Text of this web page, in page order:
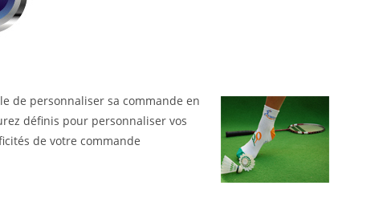
de personnaliser sa commande en
définis pour personnaliser vos
de votre commande